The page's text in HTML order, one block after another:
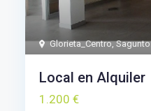
Glorieta_Centro,Sagunto
Local en Alquiler
1.200 €